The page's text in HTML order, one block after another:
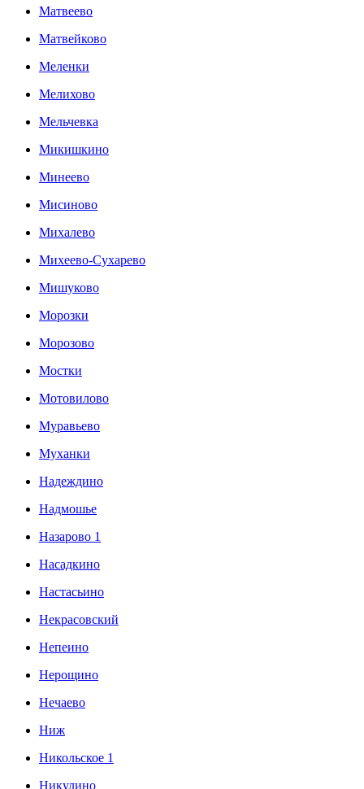
Матвеево
Матвейково
Меленки
Мелихово
Мельчевка
Микишкино
Минеево
Мисиново
Михалево
Михеево-Сухарево
Мишуково
Морозки
Морозово
Мостки
Мотовилово
Муравьево
Муханки
Надеждино
Надмошье
Назарово 1
Насадкино
Настасьино
Некрасовский
Непеино
Нерощино
Нечаево
Ниж
Никольское 1
Никулино